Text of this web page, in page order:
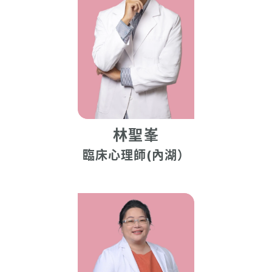
林聖峯
臨床心理師(內湖）